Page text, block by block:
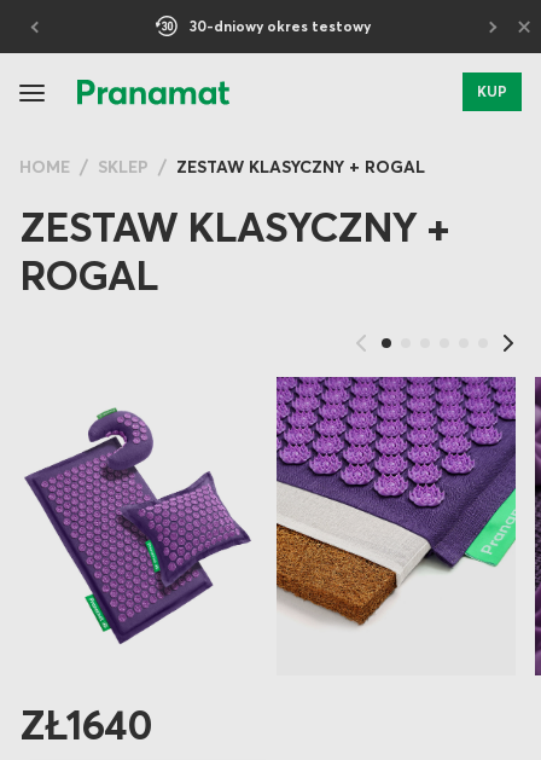
5-letnia gwarancja ×
KUP
HOME SKLEP ZESTAW KLASYCZNY + ROGAL
ZESTAW KLASYCZNY +
ROGAL
ZŁ1640